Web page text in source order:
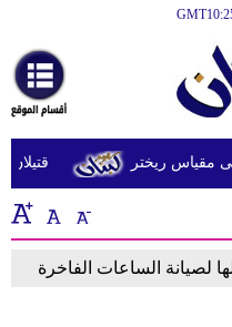
أخبارعاجلة
رياضة
ثقافة
إقتصاد
قتيلان ومصابون جراء 14